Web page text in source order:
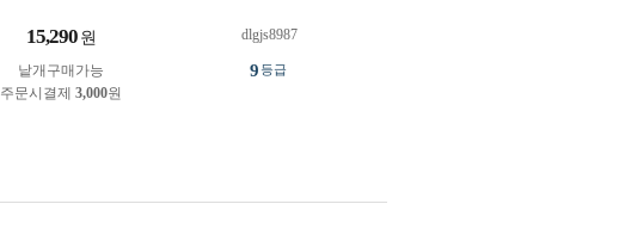
15,290 원
낱개구매가능
주문시결제 3,000원
dlgjs8987
9등급